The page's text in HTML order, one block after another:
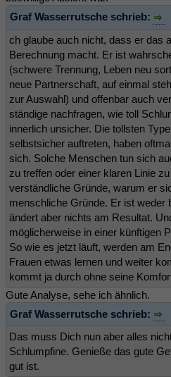
Graf Wasserrutsche schrieb:
ch glaube auch nicht, dass er das
Berechnung macht. Er ist
(schwere Trennung, Leben neu
neue Partnerschaft, auf einmal
zur Auswahl) und offenbar auch
ständige nachfragen, wie toll
innerlich unsicher. Die tollsten
selbstsicher auftreten, haben
sich. Solche Menschen tun sich
zu treffen oder einer klaren Linie
verständliche Gründe, warum er
menschliche Gründe. Er ist weder
ändert aber nichts am Resultat.
möglicherweise in einer künftigen
So wie es jetzt läuft, werden am
Frauen etwas lernen und weiter
kommt ja durch ohne seine
Gute Analyse, sehe ich ähnlich.
Graf Wasserrutsche schrieb:
Das muss Dich nun aber alles
Schlumpfine. Genieße das gute
gut ist.